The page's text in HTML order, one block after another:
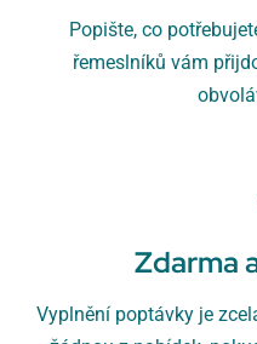
Popište, co
řemeslníků vám
Zdarma
Vyplnění poptávky je